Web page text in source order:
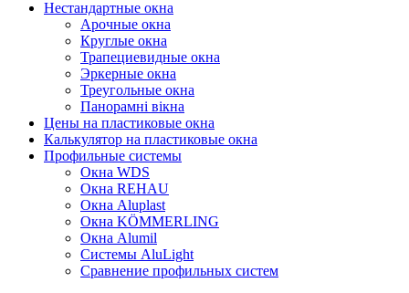
Нестандартные окна
Арочные окна
Круглые окна
Трапециевидные окна
Эркерные окна
Треугольные окна
Панорамні вікна
Цены на пластиковые окна
Калькулятор на пластиковые окна
Профильные системы
Окна WDS
Окна REHAU
Окна Aluplast
Окна KÖMMERLING
Окна Alumil
Системы AluLight
Сравнение профильных систем